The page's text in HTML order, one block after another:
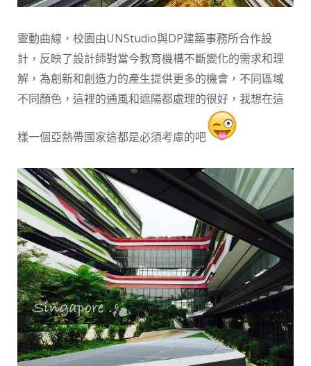
靈動曲線，校園由UNStudio與DP建築事務所合作設
計，反映了設計師對當今教育機構不斷變化的需求和理
解，為創新和創造力的產生提供更多的機會，不同區域
不同顏色，這裡的通風和遮陽都處理的很好，我想在這
樣一個亞熱帶國家這都是必須考慮的吧